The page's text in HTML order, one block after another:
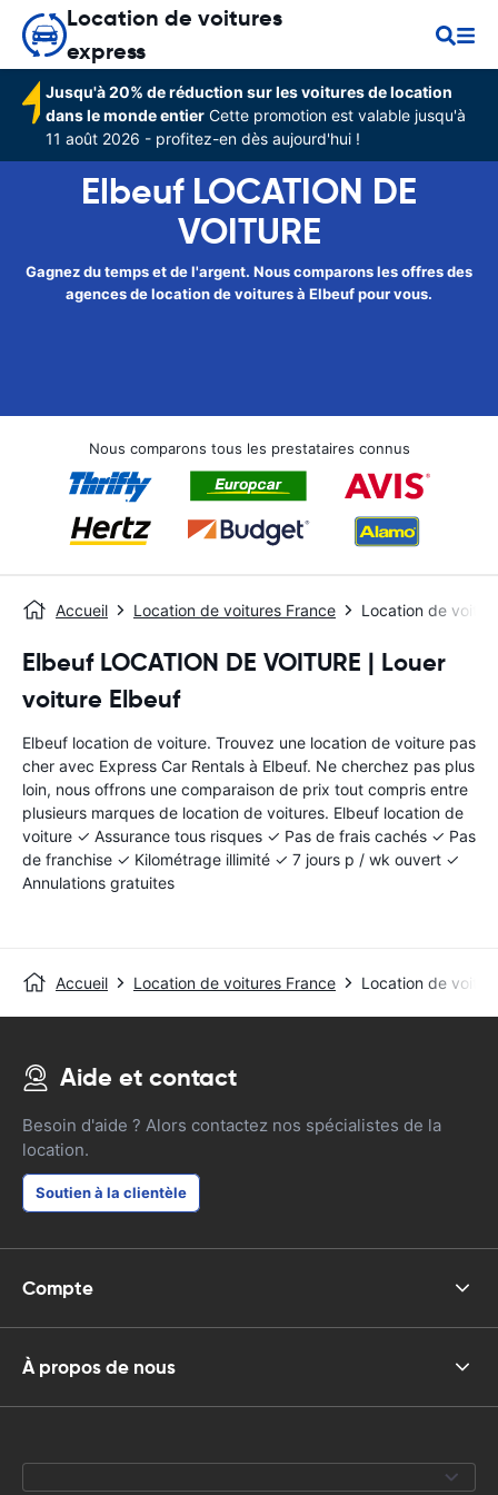
Location de voitures
express
Jusqu'à 20% de réduction sur les voitures de location
dans le monde entier Cette promotion est valable jusqu'à
11 août 2026 - profitez-en dès aujourd'hui !
Elbeuf LOCATION DE
VOITURE
Gagnez du temps et de l'argent. Nous comparons les offres des
agences de location de voitures à Elbeuf pour vous.
Nous comparons tous les prestataires connus
Accueil Location de voitures France Location de
Elbeuf LOCATION DE VOITURE | Louer
voiture Elbeuf
Elbeuf location de voiture. Trouvez une location de voiture pas
cher avec Express Car Rentals à Elbeuf. Ne cherchez pas plus
loin, nous offrons une comparaison de prix tout compris entre
plusieurs marques de location de voitures. Elbeuf location de
voiture ✓ Assurance tous risques ✓ Pas de frais cachés ✓ Pas
de franchise ✓ Kilométrage illimité ✓ 7 jours p / wk ouvert ✓
Annulations gratuites
Accueil Location de voitures France Location de
Aide et contact
Besoin d'aide ? Alors contactez nos spécialistes de la
location.
Soutien à la clientèle
Compte
À propos de nous